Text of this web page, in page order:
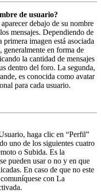
de usuario?
debajo de su nombre
mensajes. Dependiendo de
imagen está asociada
en forma de
la cantidad de mensajes
dentro del foro. La segunda,
es conocida como avatar
para cada usuario.
haga clic en “Perfil”
uno de los siguientes cuatro
o Subida. Es la
pueden usar o no y en que
En caso de que no este
con La